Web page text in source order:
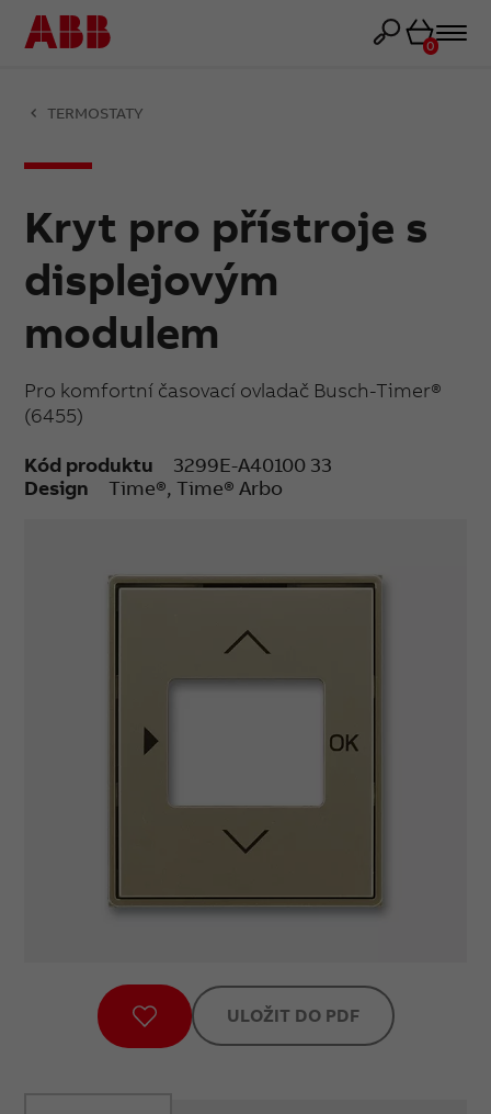
Košík
0
TERMOSTATY
Kryt pro přístroje s
displejovým
modulem
Pro komfortní časovací ovladač Busch-Timer®
(6455)
Kód produktu
3299E-A40100 33
Design
Time®, Time® Arbo
ULOŽIT DO PDF